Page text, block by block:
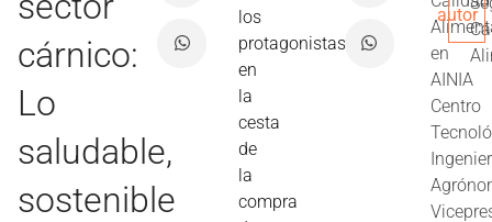
cárnico:
Lo
saludable,
sostenible
los
protagonistas
en
la
cesta
de
la
compra
en
AINIA
Centro
autor